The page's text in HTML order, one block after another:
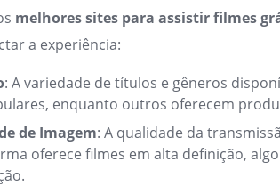
melhores sites para assistir filmes
a experiência:
: A variedade de títulos e gêneros
enquanto outros oferecem
de Imagem: A qualidade da
oferece filmes em alta definição,